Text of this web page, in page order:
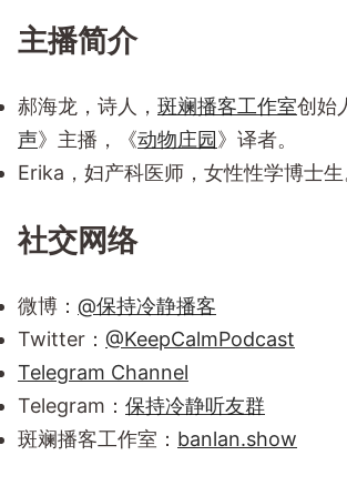
主播简介
郝海龙，诗人， 斑斓播客工作室创始
声》主播，《动物庄园》译者。
Erika，妇产科医师，女性性学博士生
社交网络
微博： @保持冷静播客
Twitter： @KeepCalmPodcast
Telegram Channel
Telegram： 保持冷静听友群
斑斓播客工作室： banlan.show